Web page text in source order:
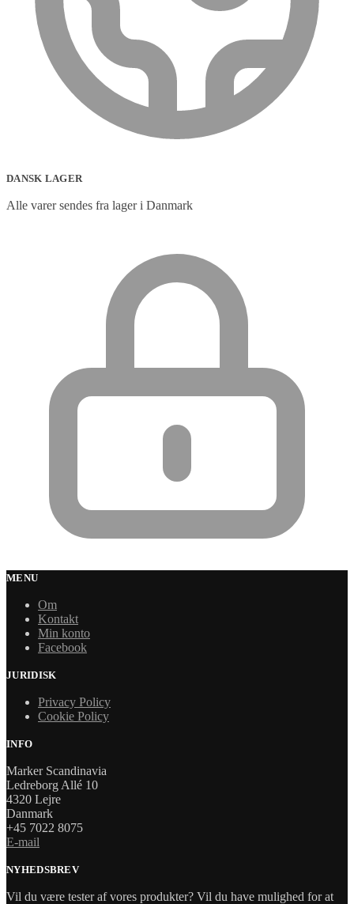
DANSK LAGER
Alle varer sendes fra lager i Danmark
MENU
Om
Kontakt
Min konto
Facebook
JURIDISK
Privacy Policy
Cookie Policy
INFO
Marker Scandinavia
Ledreborg Allé 10
4320 Lejre
Danmark
+45 7022 8075
E-mail
NYHEDSBREV
Vil du være tester af vores produkter? Vil du have mulighed for at